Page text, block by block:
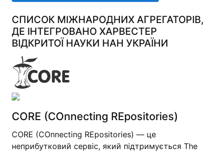
СПИСОК МІЖНАРОДНИХ АГРЕГАТОРІВ,
ДЕ ІНТЕГРОВАНО ХАРВЕСТЕР
ВІДКРИТОЇ НАУКИ НАН УКРАЇНИ
CORE (COnnecting REpositories)
CORE (COnnecting REpositories) — це
неприбутковий сервіс, який підтримується The